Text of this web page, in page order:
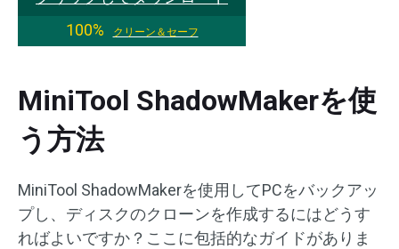
100%
クリーン＆セーフ
MiniTool ShadowMakerを使
う方法
MiniTool ShadowMakerを使用してPCをバックアッ
プし、ディスクのクローンを作成するにはどうす
ればよいですか？ここに包括的なガイドがありま